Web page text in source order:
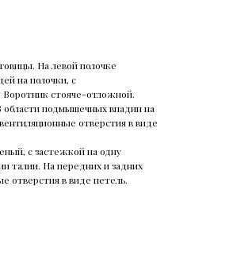
На левой полочке
на полочки, с
Воротник стояче-отложной.
подмышечных впадин на
отверстия в виде
с застежкой на одну
талии. На передних и задних
отверстия в виде петель.